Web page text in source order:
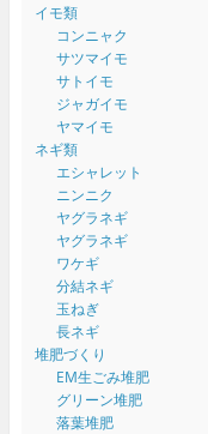
イモ類
コンニャク
サツマイモ
サトイモ
ジャガイモ
ヤマイモ
ネギ類
エシャレット
ニンニク
ヤグラネギ
ヤグラネギ
ワケギ
分結ネギ
玉ねぎ
長ネギ
堆肥づくり
EM生ごみ堆肥
グリーン堆肥
落葉堆肥